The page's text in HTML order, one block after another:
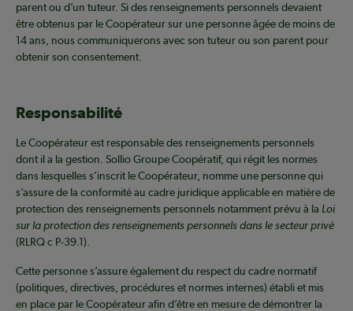
parent ou d’un tuteur. Si des renseignements personnels devaient
être obtenus par le Coopérateur sur une personne âgée de moins de
14 ans, nous communiquerons avec son tuteur ou son parent pour
obtenir son consentement.
Responsabilité
Le Coopérateur est responsable des renseignements personnels
dont il a la gestion. Sollio Groupe Coopératif, qui régit les normes
dans lesquelles s’inscrit le Coopérateur, nomme une personne qui
s’assure de la conformité au cadre juridique applicable en matière de
protection des renseignements personnels notamment prévu à la Loi
sur la protection des renseignements personnels dans le secteur privé
(RLRQ c P-39.1).
Cette personne s’assure également du respect du cadre normatif
(politiques, directives, procédures et normes internes) établi et mis
en place par le Coopérateur afin d’être en mesure de démontrer la